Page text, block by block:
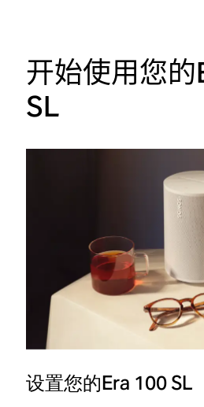
开始使用您
SL
设置您的Era 100 SL